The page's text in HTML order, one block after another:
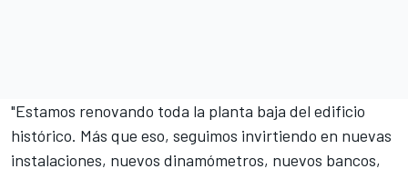
"Estamos renovando toda la planta baja del edificio
histórico. Más que eso, seguimos invirtiendo en nuevas
instalaciones, nuevos dinamómetros, nuevos bancos,